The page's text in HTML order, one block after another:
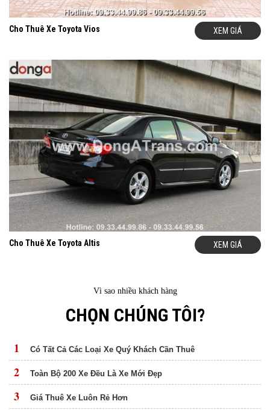
Cho Thuê Xe Toyota Vios XEM GIÁ
Cho Thuê Xe Toyota Altis XEM GIÁ
Vì sao nhiều khách hàng
CHỌN CHÚNG TÔI?
1 Có Tất Cả Các Loại Xe Quý Khách Cần Thuê
2 Toàn Bộ 200 Xe Đều Là Xe Mới Đẹp
3 Giá Thuê Xe Luôn Rẻ Hơn